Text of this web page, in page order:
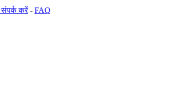
करें- FAQ